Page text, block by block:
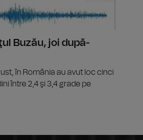
Buzău, joi după-
în România au avut loc cinci
între 2,4 şi 3,4 grade pe